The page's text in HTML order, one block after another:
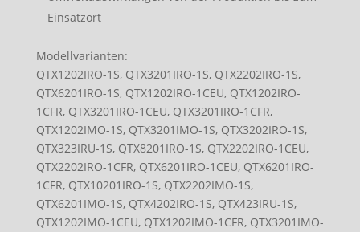
Einsatzort
Modellvarianten:
QTX1202IRO-1S, QTX3201IRO-1S, QTX2202IRO-1S,
QTX6201IRO-1S, QTX1202IRO-1CEU, QTX1202IRO-
1CFR, QTX3201IRO-1CEU, QTX3201IRO-1CFR,
QTX1202IMO-1S, QTX3201IMO-1S, QTX3202IRO-1S,
QTX323IRU-1S, QTX8201IRO-1S, QTX2202IRO-1CEU,
QTX2202IRO-1CFR, QTX6201IRO-1CEU, QTX6201IRO-
1CFR, QTX10201IRO-1S, QTX2202IMO-1S,
QTX6201IMO-1S, QTX4202IRO-1S, QTX423IRU-1S,
QTX1202IMO-1CEU, QTX1202IMO-1CFR, QTX3201IMO-